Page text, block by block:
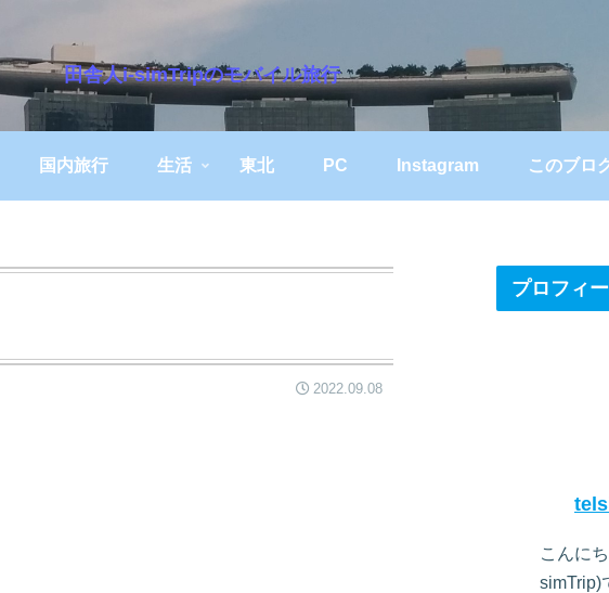
田舎人i-simTripのモバイル旅行
国内旅行 生活 東北 PC Instagram このブロ
2022.09.08
プロフィ
こんに
simTrip)